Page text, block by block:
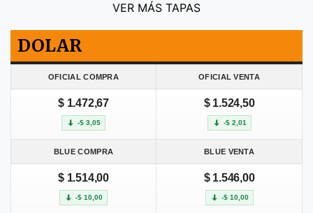
VER MÁS TAPAS
DOLAR
OFICIAL COMPRA OFICIAL VENTA
$ 1.472,67
-$ 3,05
$ 1.524,50
-$ 2,01
BLUE COMPRA BLUE VENTA
$ 1.514,00
-$ 10,00
$ 1.546,00
-$ 10,00